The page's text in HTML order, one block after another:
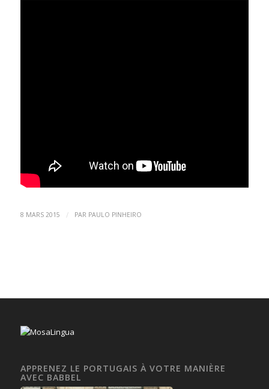
8 MARS 2015 / PAR PAULO PINHEIRO
APPRENEZ LE PORTUGAIS À VOTRE MANIÈRE
AVEC BABBEL